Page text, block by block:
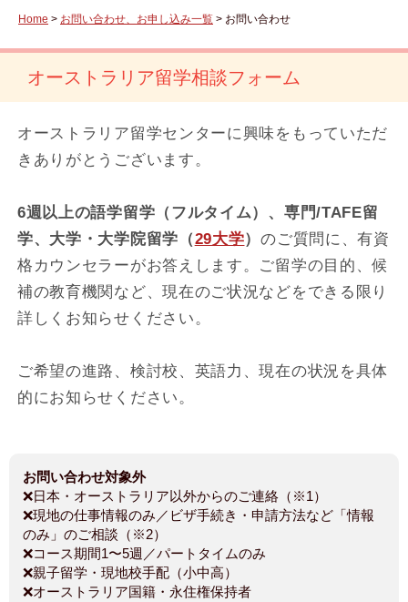
Home > お問い合わせ、お申し込み一覧 > お問い合わせ
オーストラリア留学相談フォーム
オーストラリア留学センターに興味をもっていただ
きありがとうございます。
6週以上の語学留学（フルタイム）、専門/TAFE留
学、大学・大学院留学（29大学）のご質問に、有資
格カウンセラーがお答えします。ご留学の目的、候
補の教育機関など、現在のご状況などをできる限り
詳しくお知らせください。
ご希望の進路、検討校、英語力、現在の状況を具体
的にお知らせください。
お問い合わせ対象外
❌日本・オーストラリア以外からのご連絡（※1）
❌現地の仕事情報のみ／ビザ手続き・申請方法など「情報
のみ」のご相談（※2）
❌コース期間1〜5週／パートタイムのみ
❌親子留学・現地校手配（小中高）
❌オーストラリア国籍・永住権保持者